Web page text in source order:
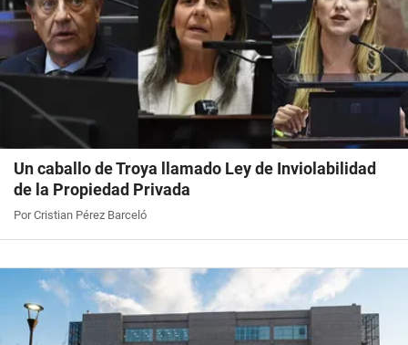
Un caballo de Troya llamado Ley de Inviolabilidad
de la Propiedad Privada
Por Cristian Pérez Barceló